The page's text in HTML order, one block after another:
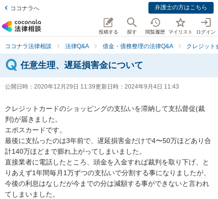
ココナラへ 弁護士の方はこちら
投稿する 探す 閲覧履歴 マイリスト ログイン
ココナラ法律相談 法律Q&A 借金・債務整理の法律Q&A クレジット
任意生理、遅延損害金について
公開日時： 2020年12月29日 11:39更新日時： 2024年9月4日 11:43
クレジットカードのショッピングの支払いを滞納して支払督促(裁
判)が届きました。
エポスカードです。
最後に支払ったのは3年前で、遅延損害金だけで4〜50万ほどあり合
計140万ほどまで膨れ上がってしまいました。
直接業者に電話したところ、頭金を入金すれば裁判を取り下げ、と
りあえず1年間毎月1万ずつの支払いで分割する事になりましたが、
今後の利息はなしだが今までの分は減額する事ができないと言われ
てしまいました。